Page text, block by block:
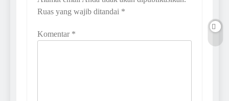
Ruas yang wajib ditandai *
Komentar *